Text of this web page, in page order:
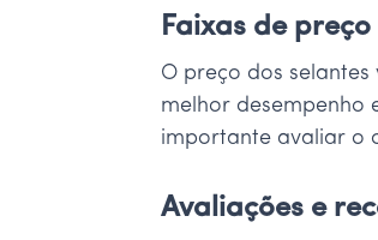
Faixas de
O preço dos
melhor desempenho
importante avaliar o
Avaliações e